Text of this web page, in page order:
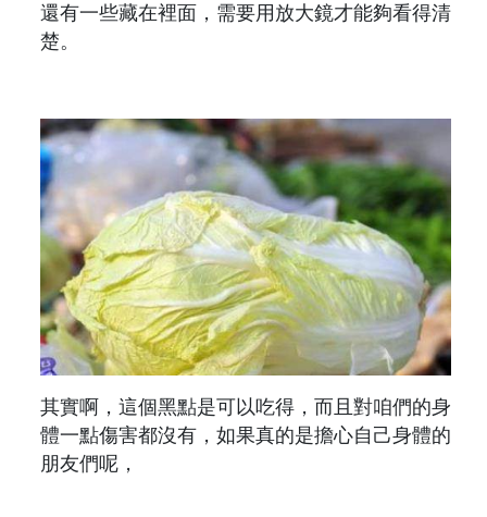
還有一些藏在裡面，需要用放大鏡才能夠看得清
楚。
其實啊，這個黑點是可以吃得，而且對咱們的身
體一點傷害都沒有，如果真的是擔心自己身體的
朋友們呢，